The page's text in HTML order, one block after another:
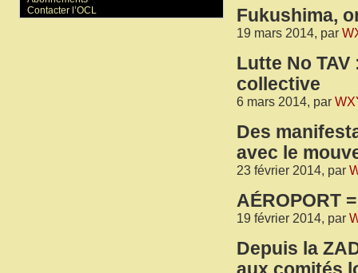
Fukushima,
19 mars 2014, par
Lutte No
collective
6 mars 2014, par
Des
avec le
23 février 2014, par
AÉROPORT
19 février 2014, par
Depuis la
Contacter l’OCL